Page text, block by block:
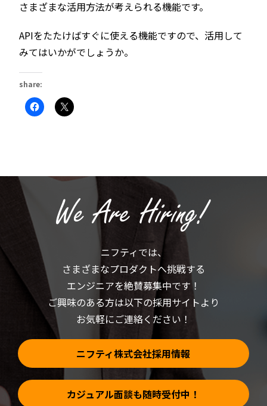
さまざまな活用方法が考えられる機能です。
APIをたたけばすぐに使える機能ですので、活用して
みてはいかがでしょうか。
share:
Facebook
で
リ
し
い
ウ
ィ
開
き
す)
ク
リ
有
(新
い
ウ
ィ
ン
ま
す)
ニフティでは、
さまざまなプロダクトへ挑戦する
エンジニアを絶賛募集中です！
ご興味のある方は以下の採用サイトより
お気軽にご連絡ください！
ニフティ株式会社採用情報
カジュアル面談も随時受付中！